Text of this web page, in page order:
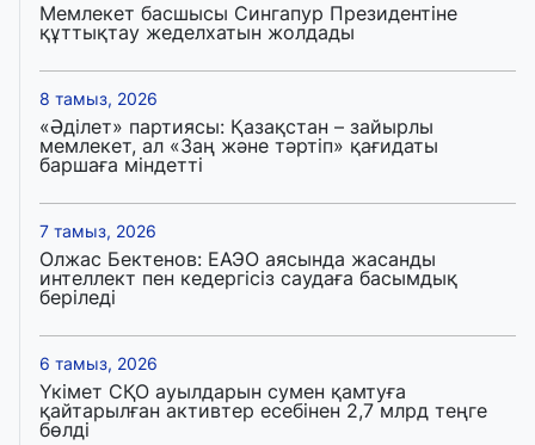
Мемлекет басшысы Сингапур Президентіне
құттықтау жеделхатын жолдады
8 тамыз, 2026
«Әділет» партиясы: Қазақстан – зайырлы
мемлекет, ал «Заң және тәртіп» қағидаты
баршаға міндетті
7 тамыз, 2026
Олжас Бектенов: ЕАЭО аясында жасанды
интеллект пен кедергісіз саудаға басымдық
беріледі
6 тамыз, 2026
Үкімет СҚО ауылдарын сумен қамтуға
қайтарылған активтер есебінен 2,7 млрд теңге
бөлді